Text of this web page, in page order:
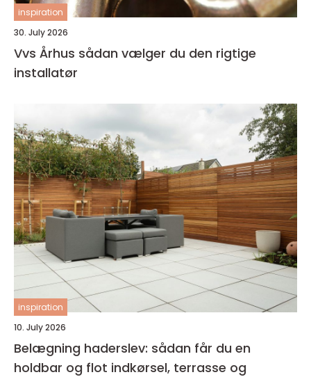
inspiration
30. July 2026
Vvs Århus sådan vælger du den rigtige
installatør
inspiration
10. July 2026
Belægning haderslev: sådan får du en
holdbar og flot indkørsel, terrasse og